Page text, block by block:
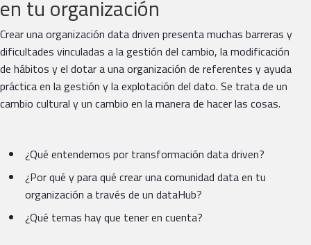
en tu organización
Crear una organización data driven presenta muchas barreras y
dificultades vinculadas a la gestión del cambio, la modificación
de hábitos y el dotar a una organización de referentes y ayuda
práctica en la gestión y la explotación del dato. Se trata de un
cambio cultural y un cambio en la manera de hacer las cosas.
¿Qué entendemos por transformación data driven?
¿Por qué y para qué crear una comunidad data en tu
organización a través de un dataHub?
¿Qué temas hay que tener en cuenta?